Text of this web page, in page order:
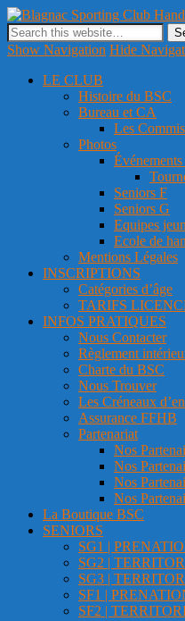
Site officiel du club de handball
Show Navigation Hide
LE CLUB
Histoire du BSC
Bureau et CA
Les
Photos
Seniors F
Seniors G
Equipes
Ecole de
Mentions Légales
INSCRIPTIONS
Catégories d’âge
TARIFS
INFOS PRATIQUES
Nous Contacter
Règlement
Charte du BSC
Nous Trouver
Les Créneaux
Assurance FFHB
Partenariat
Nos
Nos
Nos
Nos
La Boutique BSC
SENIORS
SG1 |
SG2 |
SG3 |
SF1 |
SF2 |